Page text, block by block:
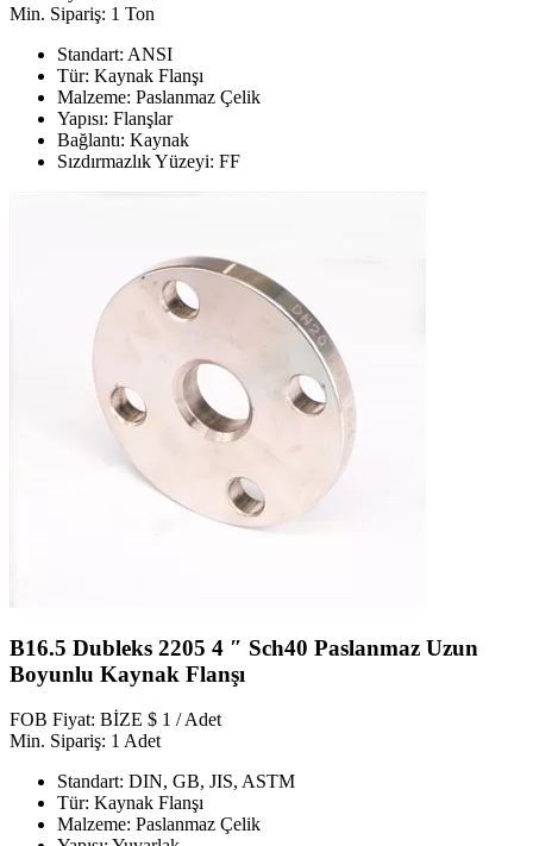
Min. Sipariş: 1 Ton
Standart: ANSI
Tür: Kaynak Flanşı
Malzeme: Paslanmaz Çelik
Yapısı: Flanşlar
Bağlantı: Kaynak
Sızdırmazlık Yüzeyi: FF
B16.5 Dubleks 2205 4 ″ Sch40 Paslanmaz Uzun
Boyunlu Kaynak Flanşı
FOB Fiyat: BİZE $ 1 / Adet
Min. Sipariş: 1 Adet
Standart: DIN, GB, JIS, ASTM
Tür: Kaynak Flanşı
Malzeme: Paslanmaz Çelik